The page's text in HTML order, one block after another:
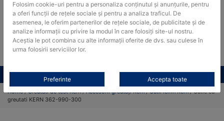
Produsele pot fi achizitionate si in sistemul SEAP / SICAP
Products
search
CAUTARE
Toate produsele CONTACT
Home/Greutati de test Kern/Accesorii greutăți Kern/Cutii lemn Kern/ Cutie cu
greutati KERN 362-990-300
Folosim cookie-uri pentru a personaliza conținutul și anunțurile, pentru
a oferi funcții de rețele sociale și pentru a analiza traficul. De
asemenea, le oferim partenerilor de rețele sociale, de publicitate și de
analize informații cu privire la modul în care folosiți site-ul nostru.
Aceștia le pot combina cu alte informații oferite de dvs. sau culese în
urma folosirii serviciilor lor.
Preferinte Accepta toate